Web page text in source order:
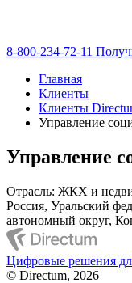
8-800-234-72-11
Главная
Клиенты
Клиенты
Управление
Управление
Отрасль: ЖКХ и
Россия, Уральский
автономный округ,
Цифровые решения
© Directum, 2026